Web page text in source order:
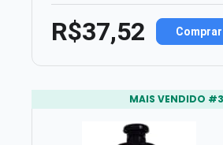
R$37,52
MAIS VENDIDO #3